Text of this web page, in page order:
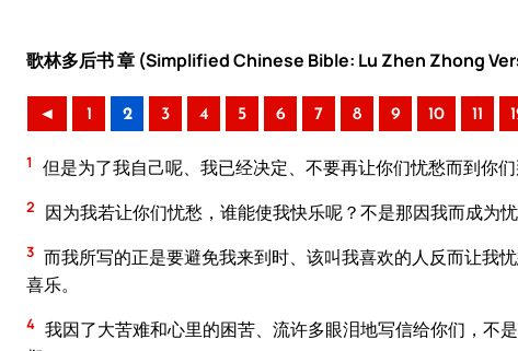
歌林多后书 章 (Simplified Chinese Bible: Lu Zhen Zhong
◄ 1 2 3 4 5 6 7 8 9 10 11
1 但是为了我自己呢、我已经决定、不要再让你们忧愁而到你们
2 因为我若让你们忧愁，谁能使我快乐呢？不是那因我而成为
3 而我所写的正是要避免我来到时、该叫我喜欢的人反而让我
喜乐。
4 我因了大苦难和心里的困苦、流许多眼泪地写信给你们，不